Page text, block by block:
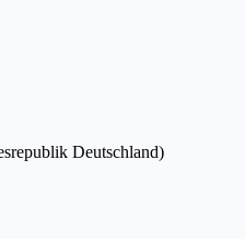
Deutschland)